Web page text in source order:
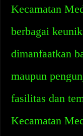
Kecamatan
berbagai
dimanfaatkan
maupun
fasilitas dan
Kecamatan